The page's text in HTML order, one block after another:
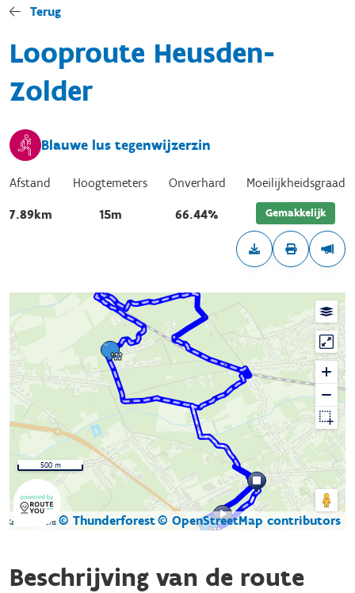
Terug
Looproute Heusden-
Zolder
Blauwe lus tegenwijzerzin
Afstand
7.89km
Hoogtemeters
15m
Onverhard
66.44%
Moeilijkheidsgraad
Gemakkelijk
Kaartgegevens © Thunderforest© OpenStreetMap contributors
500 m
Beschrijving van de route